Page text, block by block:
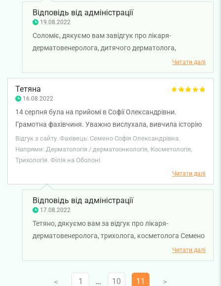
Відповідь від адміністрації
19.08.2022
Соломіє, дякуємо вам завідгук про лікаря-
дерматовенеролога, дитячого дерматолога,
Олександрівну. Бажаємо вам міцного здоров'я та
Читати далі
Тетяна
16.08.2022
14 серпня була на прийомі в Софії Олександрівни.
Грамотна фахівчиня. Уважно вислухала, вивчила історію
хвороби. У призначенні отримала дуже реалістичну схему
лікування з доступними ліками. Лікарка з почуттям
гумору, привітна. Прийомом дуже задоволена. Через
місяць з'явлюсь вдруге, щоб відстежити динаміку. Дякую!
Відгук з сайту. Фахівець: Семено Софія Олександрівна.
Напрями: Дерматологія / дерматоонкологія, Косметологія,
Трихологія. Філія на Оболоні
Читати далі
Відповідь від адміністрації
17.08.2022
Тетяно, дякуємо вам за відгук про лікаря-
дерматовенеролога, трихолога, косметолога Семено
Софію Олександрівну. Бажаємо вам міцного
здоров'я!
Читати далі
V 1 … 10 11 V